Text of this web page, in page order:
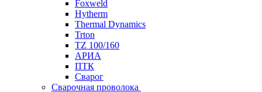
Foxweld
Hytherm
Thermal Dynamics
Trton
TZ 100/160
АРИА
ПТК
Сварог
Сварочная проволока